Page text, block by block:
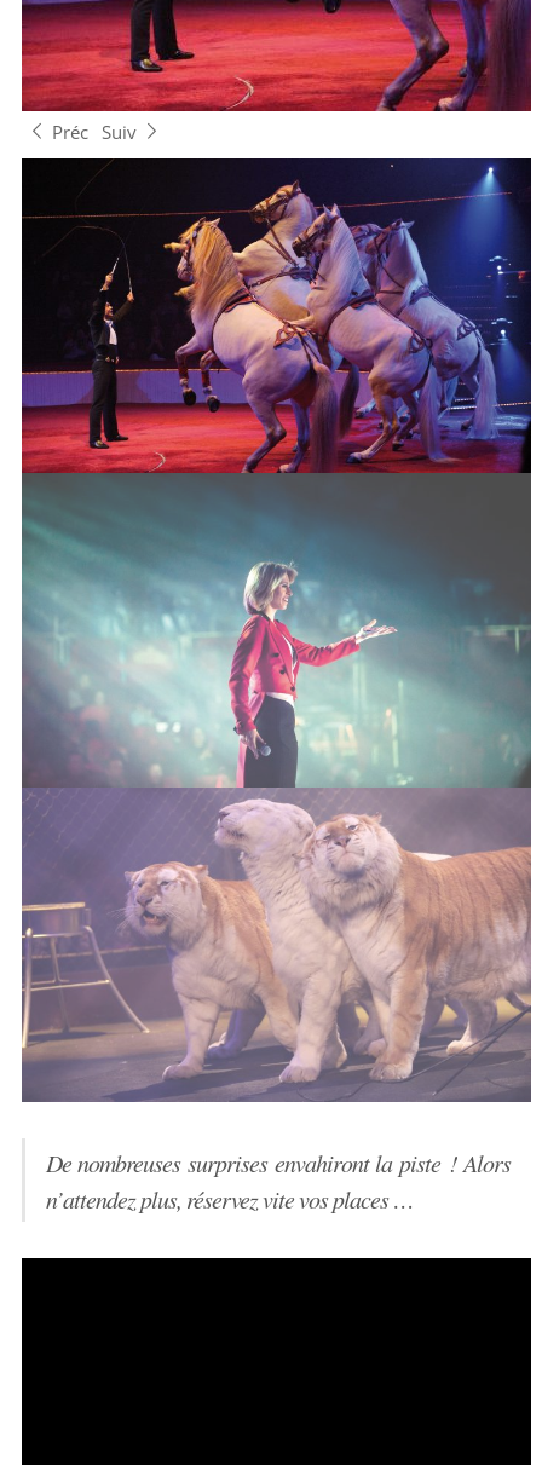
Préc Suiv
De nombreuses surprises envahiront la piste ! Alors
n’attendez plus, réservez vite vos places …